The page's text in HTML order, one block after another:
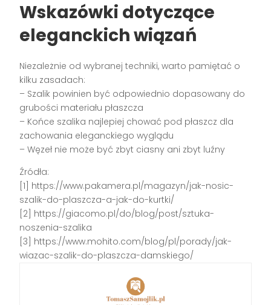
Wskazówki dotyczące
eleganckich wiązań
Niezależnie od wybranej techniki, warto pamiętać o
kilku zasadach:
– Szalik powinien być odpowiednio dopasowany do
grubości materiału płaszcza
– Końce szalika najlepiej chować pod płaszcz dla
zachowania eleganckiego wyglądu
– Węzeł nie może być zbyt ciasny ani zbyt luźny
Źródła:
[1] https://www.pakamera.pl/magazyn/jak-nosic-
szalik-do-plaszcza-a-jak-do-kurtki/
[2] https://giacomo.pl/do/blog/post/sztuka-
noszenia-szalika
[3] https://www.mohito.com/blog/pl/porady/jak-
wiazac-szalik-do-plaszcza-damskiego/